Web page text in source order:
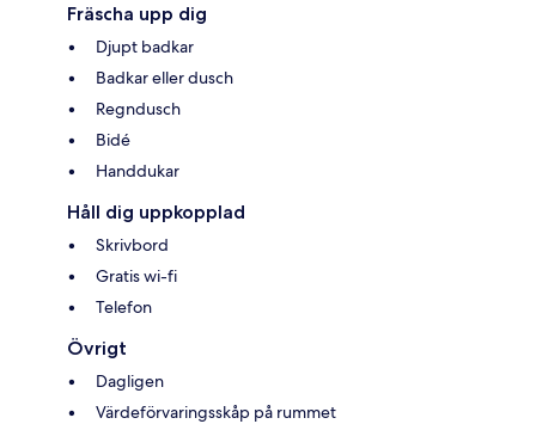
Fräscha upp dig
Djupt badkar
Badkar eller dusch
Regndusch
Bidé
Handdukar
Håll dig uppkopplad
Skrivbord
Gratis wi-fi
Telefon
Övrigt
Dagligen
Värdeförvaringsskåp på rummet